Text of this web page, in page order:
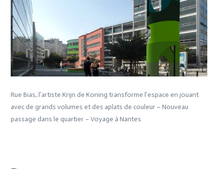
Rue Bias, l’artiste Krijn de Koning transforme l’espace en jouant
avec de grands volumes et des aplats de couleur – Nouveau
passage dans le quartier – Voyage à Nantes